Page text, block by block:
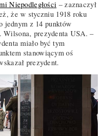
Niepodległości – zaznaczył
że w styczniu 1918 roku
jednym z 14 punktów
Wilsona, prezydenta USA. –
miało być tym
stanowiącym oś
prezydent.